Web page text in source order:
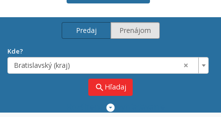
Predaj Prenájom
Kde?
×
Bratislavský (kraj)
search Hľadaj